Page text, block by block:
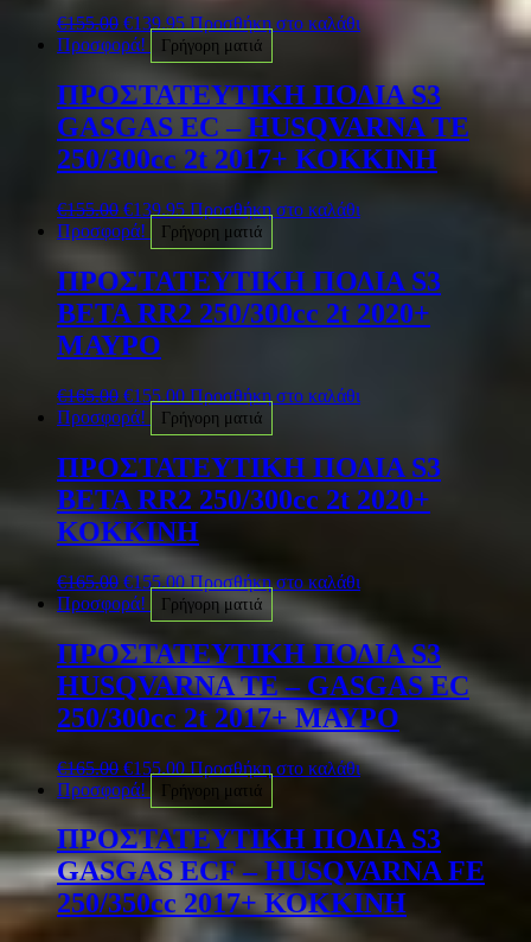
€155.00 €139.95 Προσθήκη στο καλάθι
Προσφορά!
Γρήγορη ματιά
ΠΡΟΣΤΑΤΕΥΤΙΚΗ ΠΟΔΙΑ S3
GASGAS EC – HUSQVARNA TE
250/300cc 2t 2017+ ΚΟΚΚΙΝΗ
€155.00 €139.95 Προσθήκη στο καλάθι
Προσφορά!
Γρήγορη ματιά
ΠΡΟΣΤΑΤΕΥΤΙΚΗ ΠΟΔΙΑ S3
BETA RR2 250/300cc 2t 2020+
ΜΑΥΡΟ
€165.00 €155.00 Προσθήκη στο καλάθι
Προσφορά!
Γρήγορη ματιά
ΠΡΟΣΤΑΤΕΥΤΙΚΗ ΠΟΔΙΑ S3
BETA RR2 250/300cc 2t 2020+
ΚΟΚΚΙΝΗ
€165.00 €155.00 Προσθήκη στο καλάθι
Προσφορά!
Γρήγορη ματιά
ΠΡΟΣΤΑΤΕΥΤΙΚΗ ΠΟΔΙΑ S3
HUSQVARNA TE – GASGAS EC
250/300cc 2t 2017+ ΜΑΥΡΟ
€165.00 €155.00 Προσθήκη στο καλάθι
Προσφορά!
Γρήγορη ματιά
ΠΡΟΣΤΑΤΕΥΤΙΚΗ ΠΟΔΙΑ S3
GASGAS ECF – HUSQVARNA FE
250/350cc 2017+ ΚΟΚΚΙΝΗ